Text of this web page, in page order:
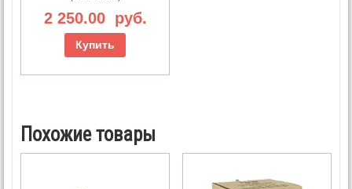
2 250.00 руб.
Купить
Похожие товары